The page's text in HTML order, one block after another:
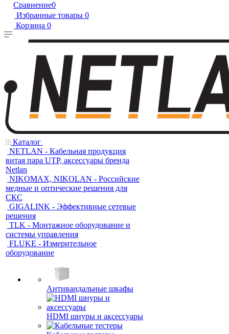
Сравнение0
Избранные товары 0
Корзина 0
Каталог
NETLAN - Кабельная продукция
витая пара UTP, аксессуары бренда
Netlan
NIKOMAX, NIKOLAN - Российские
медные и оптические решения для
СКС
GIGALINK - Эффективные сетевые
решения
TLK - Монтажное оборудование и
системы управления
FLUKE - Измерительное
оборудование
Антивандальные шкафы
HDMI шнуры и аксессуары